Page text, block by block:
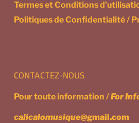
Termes et Conditions
Politiques de Confidentialité /
CONTACTEZ-NOUS
Pour toute information /For
calicalomusique@gmail.com